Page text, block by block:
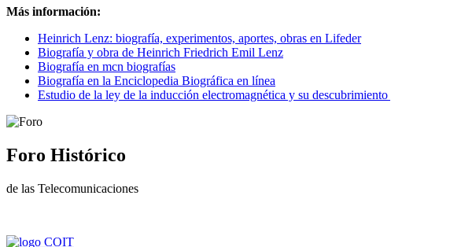
Más información:
Heinrich Lenz: biografía, experimentos, aportes, obras en Lifeder
Biografía y obra de Heinrich Friedrich Emil Lenz
Biografía en mcn biografías
Biografía en la Enciclopedia Biográfica en línea
Estudio de la ley de la inducción electromagnética y su descubrimiento
Foro Histórico
de las Telecomunicaciones